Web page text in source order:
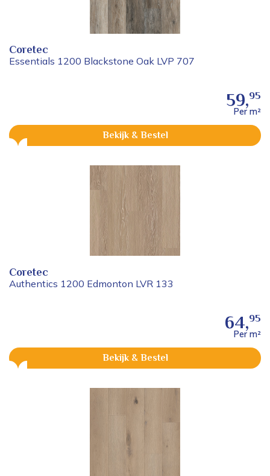
Coretec
Essentials 1200 Blackstone Oak LVP 707
59,95
Per m²
Bekijk & Bestel
Coretec
Authentics 1200 Edmonton LVR 133
64,95
Per m²
Bekijk & Bestel